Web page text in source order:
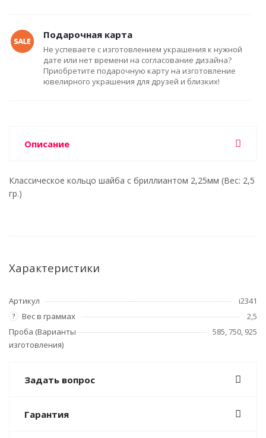
Подарочная карта
Не успеваете с изготовлением украшения к нужной
дате или нет времени на согласование дизайна?
Приобретите подарочную карту на изготовление
ювелирного украшения для друзей и близких!
Описание
Классическое кольцо шайба с бриллиантом 2,25мм (Вес: 2,5
гр.)
Характеристики
Артикул i2341
? Вес в граммах
2,5
Проба (Варианты
изготовления)
585, 750, 925
Задать вопрос
Гарантия